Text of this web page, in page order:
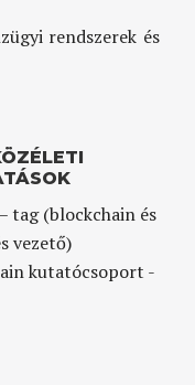
rendszerek és
tag (blockchain és
vezető)
kutatócsoport -